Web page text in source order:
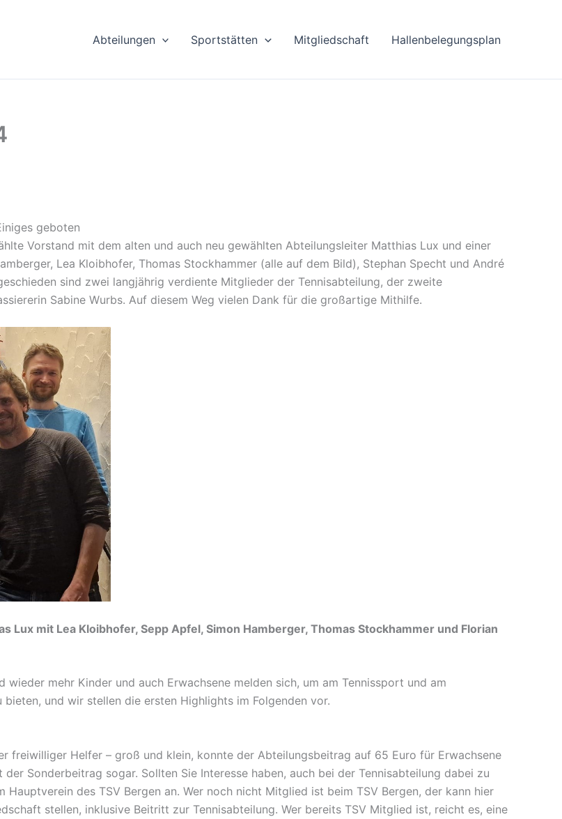
Abteilungen Sportstätten Mitgliedschaft Hallenbelegungsplan
geboten
Vorstand mit dem alten und auch neu gewählten Abteilungsleiter Matthias Lux und einer
Lea Kloibhofer, Thomas Stockhammer (alle auf dem Bild), Stephan Specht und André
sind zwei langjährig verdiente Mitglieder der Tennisabteilung, der zweite
Sabine Wurbs. Auf diesem Weg vielen Dank für die großartige Mithilfe.
mit Lea Kloibhofer, Sepp Apfel, Simon Hamberger, Thomas Stockhammer und Florian
mehr Kinder und auch Erwachsene melden sich, um am Tennissport und am
und wir stellen die ersten Highlights im Folgenden vor.
freiwilliger Helfer – groß und klein, konnte der Abteilungsbeitrag auf 65 Euro für Erwachsene
Sonderbeitrag sogar. Sollten Sie Interesse haben, auch bei der Tennisabteilung dabei zu
des TSV Bergen an. Wer noch nicht Mitglied ist beim TSV Bergen, der kann hier
stellen, inklusive Beitritt zur Tennisabteilung. Wer bereits TSV Mitglied ist, reicht es, eine